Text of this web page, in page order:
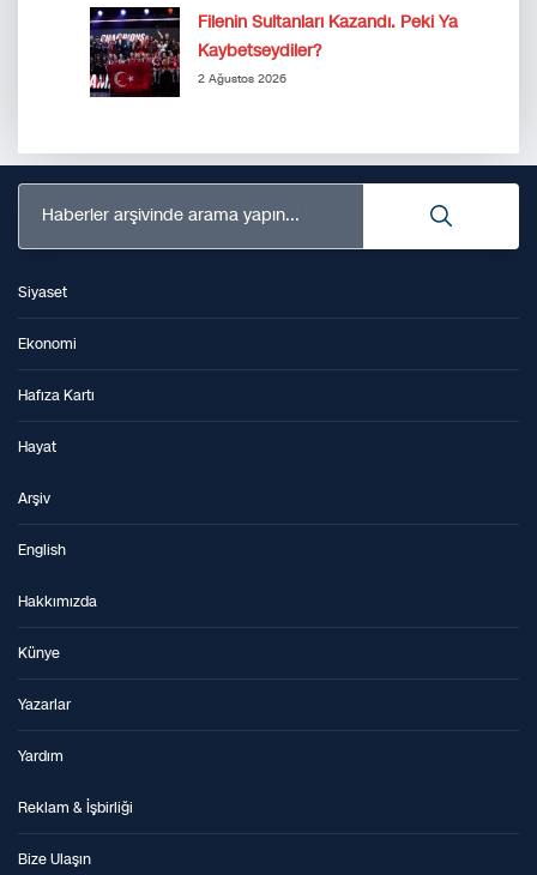
Filenin Sultanları Kazandı. Peki Ya
Kaybetseydiler?
2 Ağustos 2026
Haberler arşivinde arama yapın...
Siyaset
Ekonomi
Hafıza Kartı
Hayat
Arşiv
English
Hakkımızda
Künye
Yazarlar
Yardım
Reklam & İşbirliği
Bize Ulaşın